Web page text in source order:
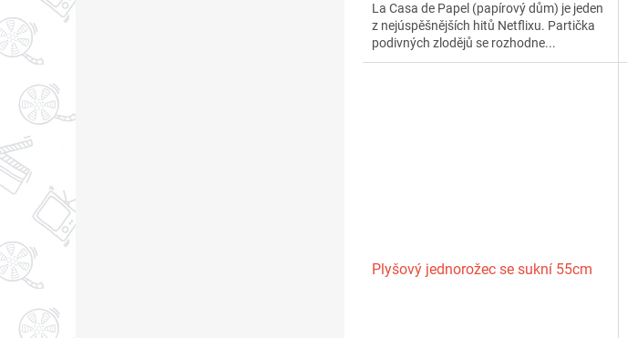
La Casa de Papel (papírový dům) je jeden
z nejúspěšnějších hitů Netflixu. Partička
podivných zlodějů se rozhodne...
Plyšový jednorožec se sukní 55cm